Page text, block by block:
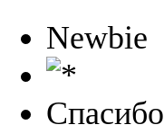
Newbie
Спасибо